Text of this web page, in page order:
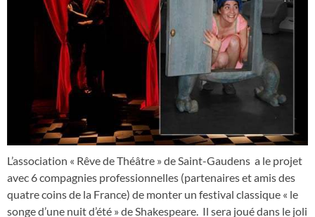
L’association « Rêve de Théâtre » de Saint-Gaudens a le projet
avec 6 compagnies professionnelles (partenaires et amis des
quatre coins de la France) de monter un festival classique « le
songe d’une nuit d’été » de Shakespeare. Il sera joué dans le joli